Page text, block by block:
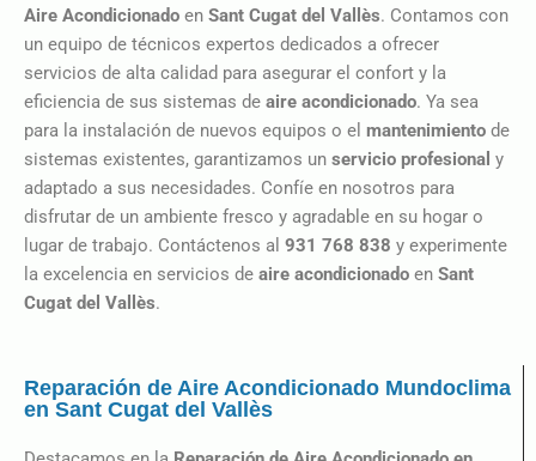
Aire Acondicionado en Sant Cugat del Vallès. Contamos con
un equipo de técnicos expertos dedicados a ofrecer
servicios de alta calidad para asegurar el confort y la
eficiencia de sus sistemas de aire acondicionado. Ya sea
para la instalación de nuevos equipos o el mantenimiento de
sistemas existentes, garantizamos un servicio profesional y
adaptado a sus necesidades. Confíe en nosotros para
disfrutar de un ambiente fresco y agradable en su hogar o
lugar de trabajo. Contáctenos al 931 768 838 y experimente
la excelencia en servicios de aire acondicionado en Sant
Cugat del Vallès.
Reparación de Aire Acondicionado Mundoclima
en Sant Cugat del Vallès